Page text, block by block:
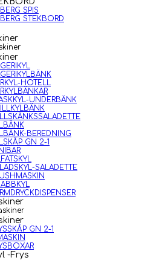
SPIS
STEKBORD
HOTELL
UNDERBÄNK
BEREDNING
GN 2-1
SALADETTE
GN 2-1
-Frys